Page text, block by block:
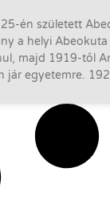
én született
a helyi Abeokuta
majd 1919-től
jár egyetemre.